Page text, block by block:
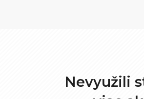
Nevyužili